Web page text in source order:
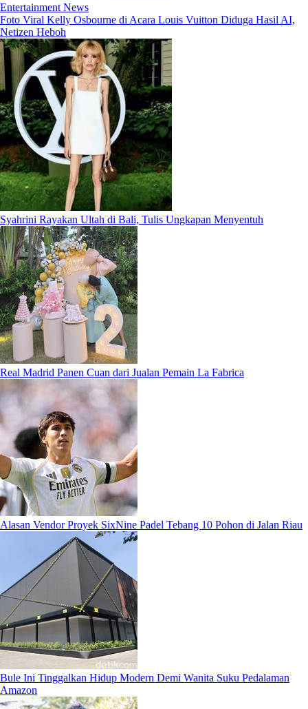
Entertainment News
Foto Viral Kelly Osbourne di Acara Louis Vuitton Diduga Hasil AI,
Netizen Heboh
Syahrini Rayakan Ultah di Bali, Tulis Ungkapan Menyentuh
Real Madrid Panen Cuan dari Jualan Pemain La Fabrica
Alasan Vendor Proyek SixNine Padel Tebang 10 Pohon di Jalan Riau
Bule Ini Tinggalkan Hidup Modern Demi Wanita Suku Pedalaman
Amazon